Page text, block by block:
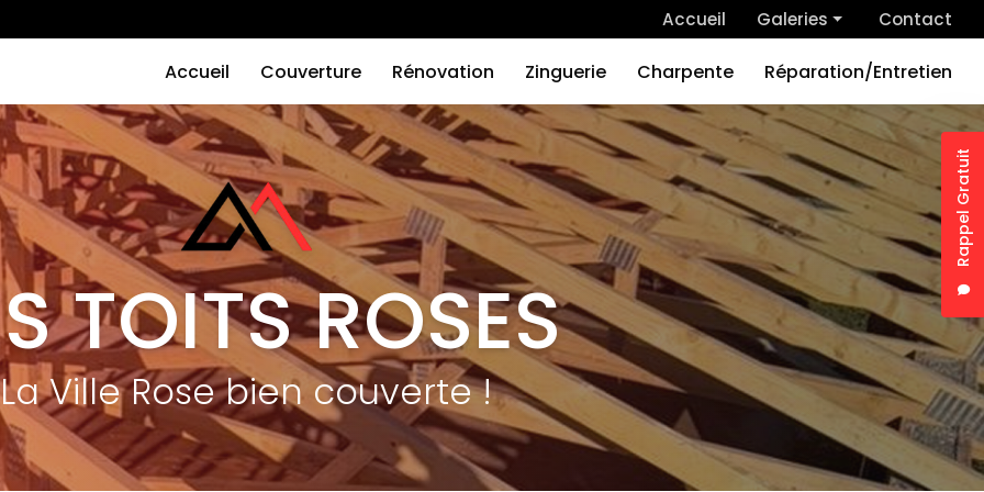
Rappel Gratuit
Accueil
Galeries
Zinguerie
Charpente
Réparation/Entretien
Contact
Accueil
Couverture Rénovation Zinguerie Charpente Réparation/Entretien
TOITS ROSES
La Ville Rose bien couverte !